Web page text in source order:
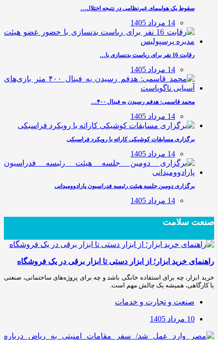
سقوط یک هواپیمای غیرنظامی در نتیجه اختلال…
14 مرداد 1405
رقابت 16 نفر برای ریاست بدنسازی با…
14 مرداد 1405
محمد قاسمی: هدفم رسیدن به فینال ۴۰۰…
14 مرداد 1405
برگزاری مسابقات کوشیکی کاراته با رویکرد فراسبکی
14 مرداد 1405
برگزاری دومین جلسه هیئت رئیسه فدراسیون پارادوومیدانی
14 مرداد 1405
صنعت سلامت
راهنمای خرید ابزار؛ از ابزار دستی تا ابزار برقی در یک فروشگاه
خرید ابزار، چه برای استفاده خانگی باشد و چه برای پروژه‌های ساختمانی، صنعتی
یا کارگاهی، همیشه یک چالش مهم است.
صنعت و تجارت و خدمات
10 مرداد 1405